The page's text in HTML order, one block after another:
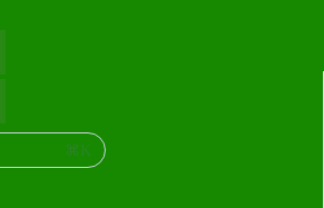
⌘K